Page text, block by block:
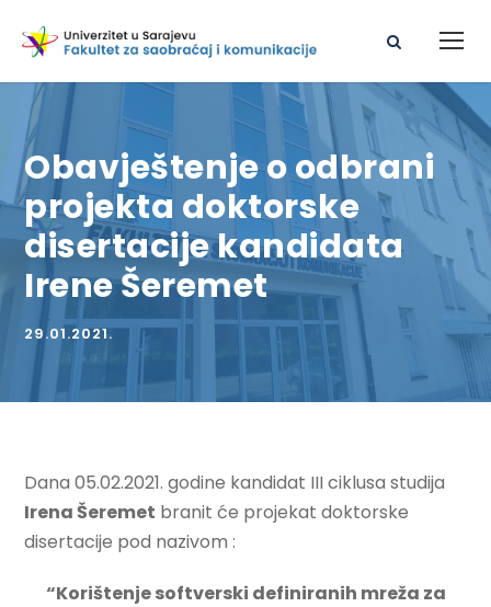
Obavještenje o odbrani
projekta doktorske
disertacije kandidata
Irene Šeremet
29.01.2021.
Dana 05.02.2021. godine kandidat III ciklusa studija
Irena Šeremet branit će projekat doktorske
disertacije pod nazivom :
“Korištenje softverski definiranih mreža za